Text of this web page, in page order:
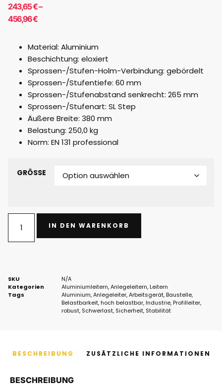
243,65€–
456,96€
Material: Aluminium
Beschichtung: eloxiert
Sprossen-/Stufen-Holm-Verbindung: gebördelt
Sprossen-/Stufentiefe: 60 mm
Sprossen-/Stufenabstand senkrecht: 265 mm
Sprossen-/Stufenart: SL Step
Äußere Breite: 380 mm
Belastung: 250,0 kg
Norm: EN 131 professional
GRÖSSE
IN DEN WARENKORB
SKU
N/A
Kategorien
Aluminiumleitern,Anlegeleitern, Leitern
Tags
Aluminium,Anlegeleiter,Arbeitsgerät, Baustelle,
Belastbarkeit, hoch belastbar, Industrie, Profilleiter,
robust, Schwerlast, Sicherheit, Stabilität
BESCHREIBUNG ZUSÄTZLICHE INFORMATIONEN
BESCHREIBUNG